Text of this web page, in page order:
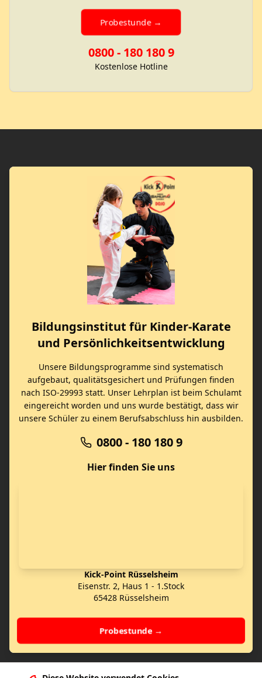
Probestunde →
0800 - 180 180 9
Kostenlose Hotline
Bildungsinstitut für Kinder-Karate
und Persönlichkeitsentwicklung
Unsere Bildungsprogramme sind systematisch
aufgebaut, qualitätsgesichert und Prüfungen finden
nach ISO-29993 statt. Unser Lehrplan ist beim Schulamt
eingereicht worden und uns wurde bestätigt, dass wir
unsere Schüler zu einem Berufsabschluss hin ausbilden.
0800 - 180 180 9
Hier finden Sie uns
Kick-Point Rüsselsheim
Eisenstr. 2, Haus 1 - 1.Stock
65428 Rüsselsheim
Probestunde →